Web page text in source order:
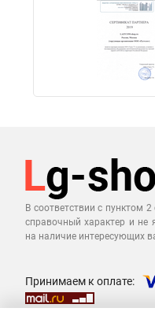
В соответствии с пунктом
справочный характер и не
на наличие интересующих
Принимаем к оплате: